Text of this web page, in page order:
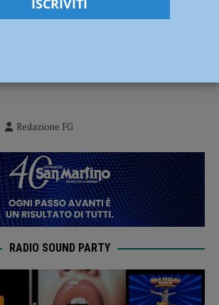
è il nuovo direttore di
Redazione FG
RADIO SOUND PARTY